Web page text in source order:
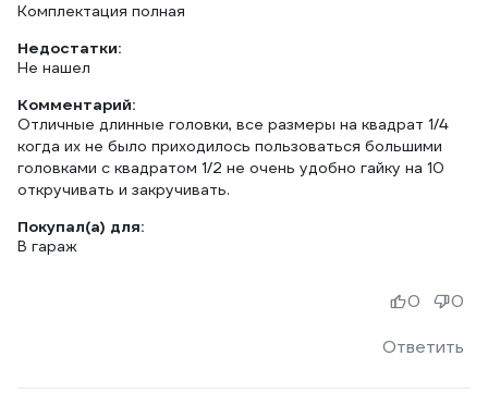
Комплектация полная
Недостатки:
Не нашел
Комментарий:
Отличные длинные головки, все размеры на квадрат 1/4
когда их не было приходилось пользоваться большими
головками с квадратом 1/2 не очень удобно гайку на 10
откручивать и закручивать.
Покупал(а) для:
В гараж
Ответить
0 0